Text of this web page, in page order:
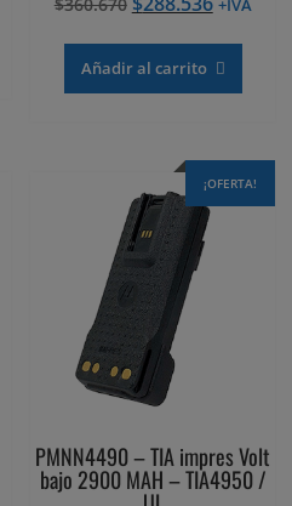
original
era:
actual
es:
+IVA
Añadir al carrito
¡OFERTA!
PMNN4490 – TIA impres Volt
bajo 2900 MAH – TIA4950 /